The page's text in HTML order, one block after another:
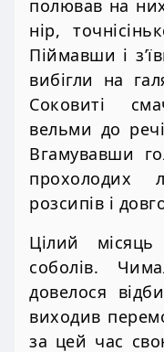
полював на
нір,
Піймавши і
вибігли на
Соковиті
вельми до
Вгамувавши
прохолодих
розсипів і
Цілий
соболів.
довелося
виходив
за цей час